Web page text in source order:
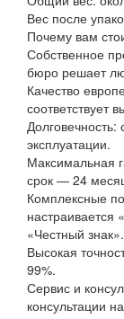
Вес после
Почему вам
Собственное
бюро решает
Качество
соответствует
эксплуатации.
Максимальная
срок — 24
Комплексные
настраивается
«Честный знак».
Высокая
99%.
Сервис и
консультации